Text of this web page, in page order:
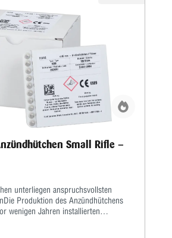
Small Rifle –
unterliegen anspruchsvollsten
Produktion des Anzündhütchens
wenigen Jahren installierten
Die Herstellung wird in
Napf ziehen, Zündsatz einbringen,